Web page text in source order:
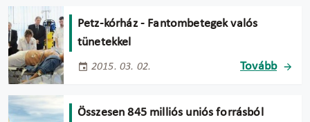
Petz-kórház - Fantombetegek valós
tünetekkel
2015. 03. 02. Tovább
Összesen 845 milliós uniós forrásból